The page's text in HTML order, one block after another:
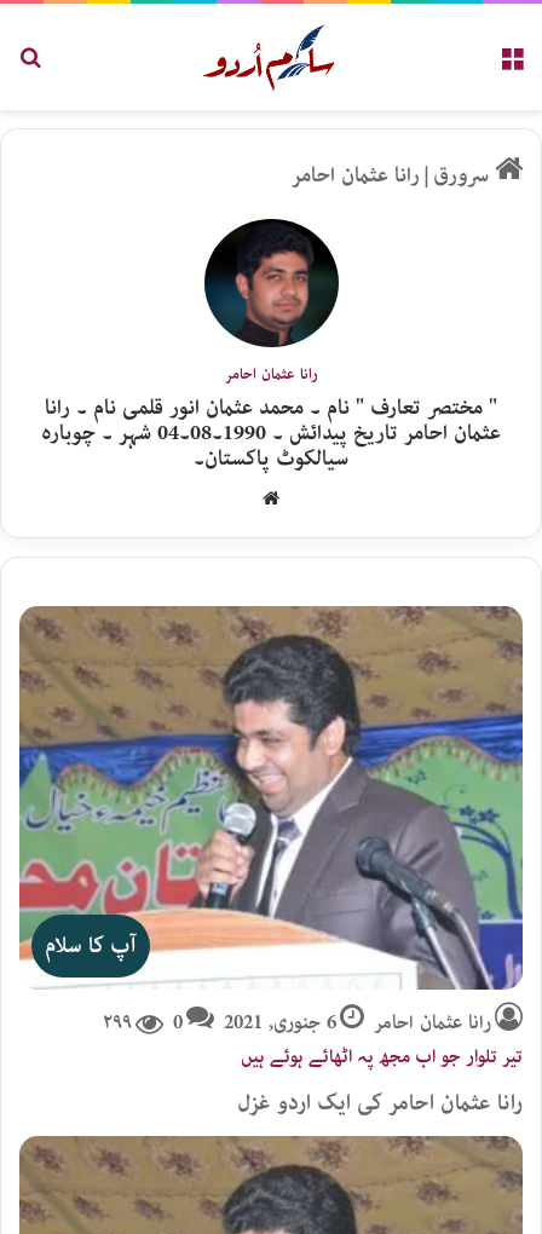
سرورق|رانا عثمان احامر
رانا عثمان احامر
" مختصر تعارف " نام ۔ محمد عثمان انور قلمی نام ۔ رانا
عثمان احامر تاریخ پیدائش ۔ 1990۔08۔04 شہر ۔ چوبارہ
سیالکوٹ پاکستان۔
آپ کا سلام
رانا عثمان احامر 6 جنوری, 2021 0 ۲۹۹
تیر تلوار جو اب مجھ پہ اٹھائے ہوئے ہیں
رانا عثمان احامر کی ایک اردو غزل